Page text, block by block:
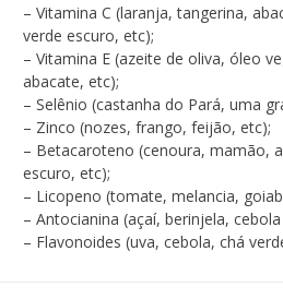
– Vitamina C (laranja, tangerina,
verde escuro, etc);
– Vitamina E (azeite de oliva, óleo
abacate, etc);
– Selênio (castanha do Pará, uma
– Zinco (nozes, frango, feijão, etc);
– Betacaroteno (cenoura, mamão,
escuro, etc);
– Licopeno (tomate, melancia,
– Antocianina (açaí, berinjela,
– Flavonoides (uva, cebola, chá